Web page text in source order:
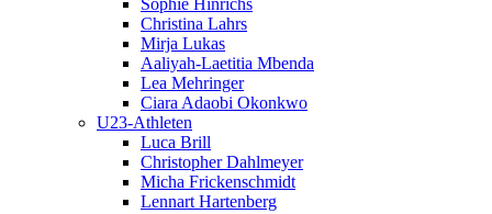
Sophie Hinrichs
Christina Lahrs
Mirja Lukas
Aaliyah-Laetitia Mbenda
Lea Mehringer
Ciara Adaobi Okonkwo
U23-Athleten
Luca Brill
Christopher Dahlmeyer
Micha Frickenschmidt
Lennart Hartenberg